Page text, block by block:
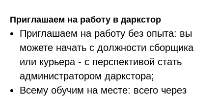
Приглашаем на работу в даркстор
Приглашаем на работу без опыта: вы
можете начать с должности сборщика
или курьера - с перспективой стать
администратором даркстора;
Всему обучим на месте: всего через